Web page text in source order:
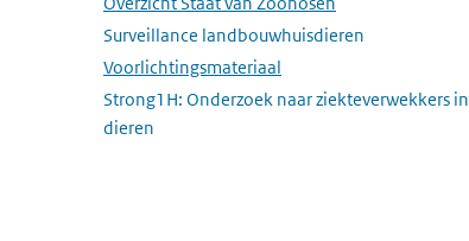
Surveillance landbouwhuisdieren
Submenu openen
Voorlichtingsmateriaal
Strong1H: Onderzoek naar ziekteverwekkers in
dieren